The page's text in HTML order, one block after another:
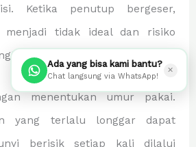
Ketika penutup bergeser,
menjadi tidak ideal dan risiko
menentukan umur pakai.
yang terlalu longgar dapat
berisik setiap kali dilalui
Ada yang bisa kami bantu?
Chat langsung via WhatsApp!
✕